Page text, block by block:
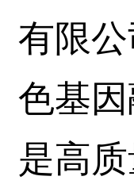
有限
色基
是高